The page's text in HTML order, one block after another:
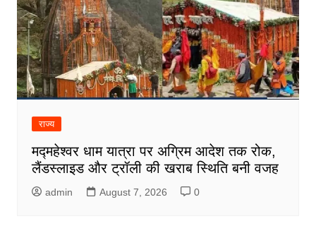
राज्य
मद्महेश्वर धाम यात्रा पर अग्रिम आदेश तक रोक,
लैंडस्लाइड और ट्रॉली की खराब स्थिति बनी वजह
admin August 7, 2026 0